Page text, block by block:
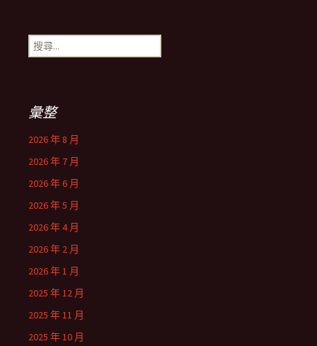
搜
尋
彙整
2026 年 8 月
2026 年 7 月
2026 年 6 月
2026 年 5 月
2026 年 4 月
2026 年 2 月
2026 年 1 月
2025 年 12 月
2025 年 11 月
2025 年 10 月